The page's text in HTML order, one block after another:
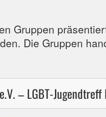
Gruppen
Die Gruppen
– LGBT-